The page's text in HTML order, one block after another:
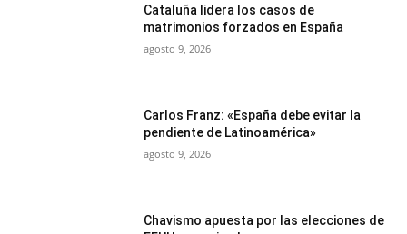
Cataluña lidera los casos de
matrimonios forzados en España
agosto 9, 2026
Carlos Franz: «España debe evitar la
pendiente de Latinoamérica»
agosto 9, 2026
Chavismo apuesta por las elecciones de